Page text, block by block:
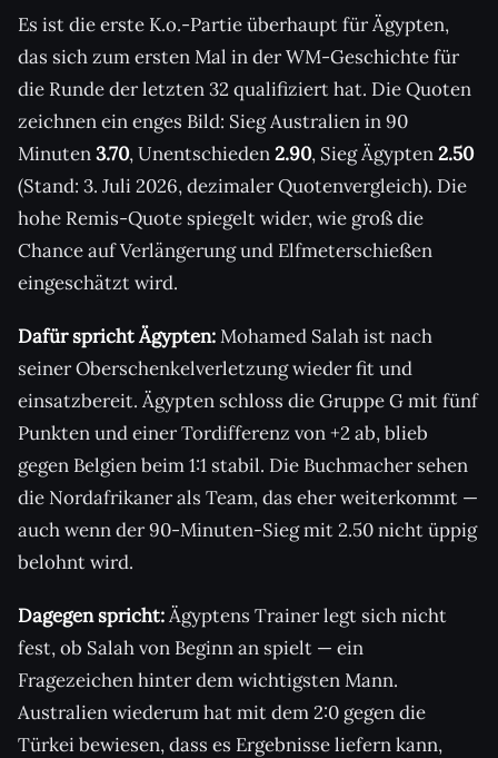
Es ist die erste K.o.-Partie überhaupt für Ägypten,
das sich zum ersten Mal in der WM-Geschichte für
die Runde der letzten 32 qualifiziert hat. Die Quoten
zeichnen ein enges Bild: Sieg Australien in 90
Minuten3.70, Unentschieden2.90, Sieg Ägypten2.50
(Stand: 3. Juli 2026, dezimaler Quotenvergleich). Die
hohe Remis-Quote spiegelt wider, wie groß die
Chance auf Verlängerung und Elfmeterschießen
eingeschätzt wird.
Dafür spricht Ägypten:Mohamed Salah ist nach
seiner Oberschenkelverletzung wieder fit und
einsatzbereit. Ägypten schloss die Gruppe G mit fünf
Punkten und einer Tordifferenz von +2 ab, blieb
gegen Belgien beim 1:1 stabil. Die Buchmacher sehen
die Nordafrikaner als Team, das eher weiterkommt —
auch wenn der 90-Minuten-Sieg mit 2.50 nicht üppig
belohnt wird.
Dagegen spricht:Ägyptens Trainer legt sich nicht
fest, ob Salah von Beginn an spielt — ein
Fragezeichen hinter dem wichtigsten Mann.
Australien wiederum hat mit dem 2:0 gegen die
Türkei bewiesen, dass es Ergebnisse liefern kann,